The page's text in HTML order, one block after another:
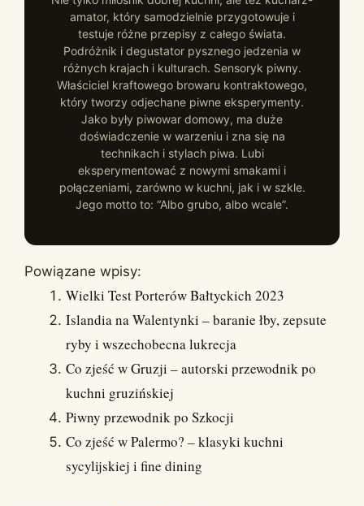
amator, który samodzielnie przygotowuje i
testuje różne przepisy z całego świata.
Podróżnik i degustator pysznego jedzenia w
różnych krajach i kulturach. Sensoryk piwny.
Właściciel kraftowego browaru kontraktowego,
który tworzy odjechane piwne eksperymenty.
Jako były piwowar domowy, ma duże
doświadczenie w warzeniu i zna się na
technikach i stylach piwa. Lubi
eksperymentować z nowymi smakami i
połączeniami, zarówno w kuchni, jak i w szkle.
Jego motto to: “Albo grubo, albo wcale”.
Powiązane wpisy:
Wielki Test Porterów Bałtyckich 2023
Islandia na Walentynki – baranie łby, zepsute
ryby i wszechobecna lukrecja
Co zjeść w Gruzji – autorski przewodnik po
kuchni gruzińskiej
Piwny przewodnik po Szkocji
Co zjeść w Palermo? – klasyki kuchni
sycylijskiej i fine dining